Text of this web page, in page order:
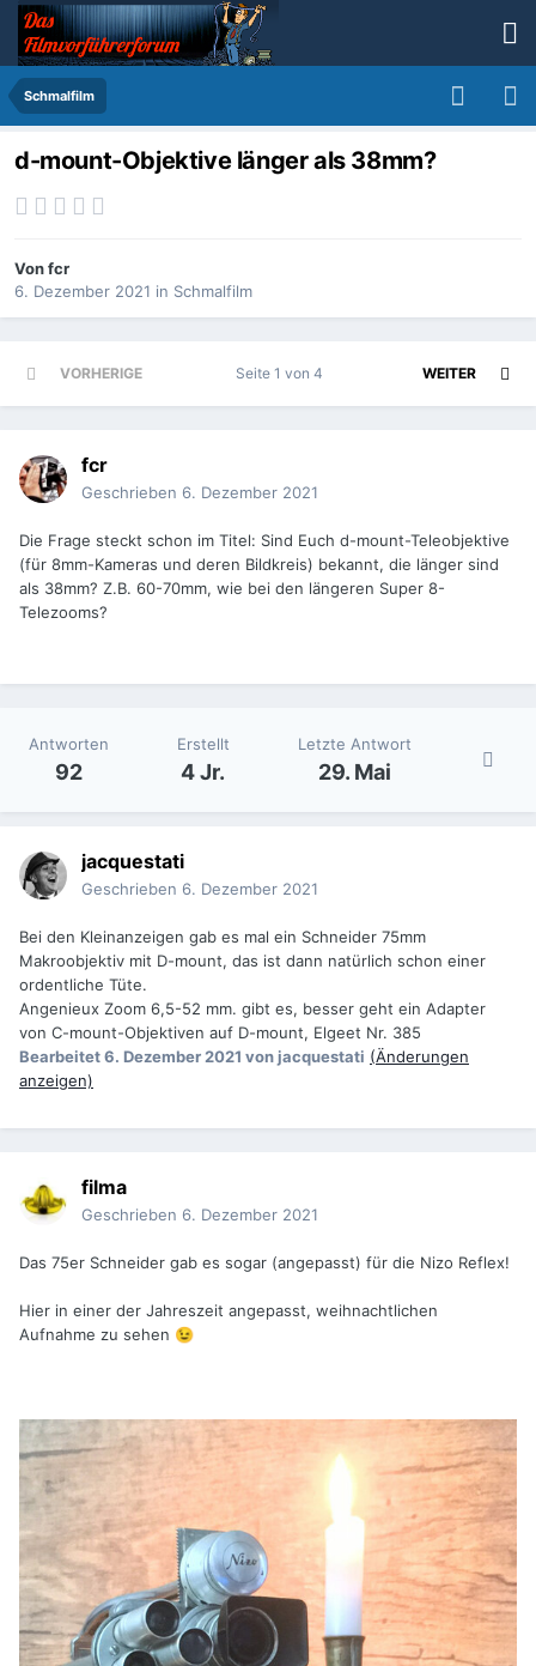
Schmalfilm
d-mount-Objektive länger als 38mm?
Vonfcr
6. Dezember 2021 in Schmalfilm
VORHERIGE WEITER
Seite 1 von 4
fcr
Geschrieben 6. Dezember 2021
Die Frage steckt schon im Titel: Sind Euch d-mount-Teleobjektive
(für 8mm-Kameras und deren Bildkreis) bekannt, die länger sind
als 38mm? Z.B. 60-70mm, wie bei den längeren Super 8-
Telezooms?
Antworten
92
Erstellt
4 Jr.
Letzte Antwort
29. Mai
jacquestati
Geschrieben 6. Dezember 2021
Bei den Kleinanzeigen gab es mal ein Schneider 75mm
Makroobjektiv mit D-mount, das ist dann natürlich schon einer
ordentliche Tüte.
Angenieux Zoom 6,5-52 mm. gibt es, besser geht ein Adapter
von C-mount-Objektiven auf D-mount, Elgeet Nr. 385
Bearbeitet6. Dezember 2021 von jacquestati (Änderungen
anzeigen)
filma
Geschrieben 6. Dezember 2021
Das 75er Schneider gab es sogar (angepasst) für die Nizo Reflex!
Hier in einer der Jahreszeit angepasst, weihnachtlichen
Aufnahme zu sehen 😉